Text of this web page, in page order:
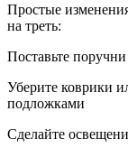
Простые
на треть:
Поставьте
Уберите коврики
подложками
Сделайте